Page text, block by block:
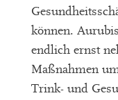
können.
endlich ernst
Maßnahmen
Trink- und